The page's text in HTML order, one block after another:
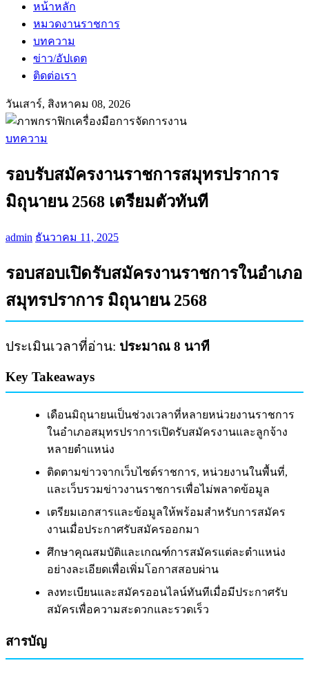
หน้าหลัก
หมวดงานราชการ
บทความ
ข่าว/อัปเดต
ติดต่อเรา
วันเสาร์, สิงหาคม 08, 2026
บทความ
รอบรับสมัครงานราชการสมุทรปราการ
มิถุนายน 2568 เตรียมตัวทันที
admin ธันวาคม 11, 2025
รอบสอบเปิดรับสมัครงานราชการในอำเภอ
สมุทรปราการ มิถุนายน 2568
ประเมินเวลาที่อ่าน: ประมาณ 8 นาที
Key Takeaways
เดือนมิถุนายนเป็นช่วงเวลาที่หลายหน่วยงานราชการ
ในอำเภอสมุทรปราการเปิดรับสมัครงานและลูกจ้าง
หลายตำแหน่ง
ติดตามข่าวจากเว็บไซต์ราชการ, หน่วยงานในพื้นที่,
และเว็บรวมข่าวงานราชการเพื่อไม่พลาดข้อมูล
เตรียมเอกสารและข้อมูลให้พร้อมสำหรับการสมัคร
งานเมื่อประกาศรับสมัครออกมา
ศึกษาคุณสมบัติและเกณฑ์การสมัครแต่ละตำแหน่ง
อย่างละเอียดเพื่อเพิ่มโอกาสสอบผ่าน
ลงทะเบียนและสมัครออนไลน์ทันทีเมื่อมีประกาศรับ
สมัครเพื่อความสะดวกและรวดเร็ว
สารบัญ